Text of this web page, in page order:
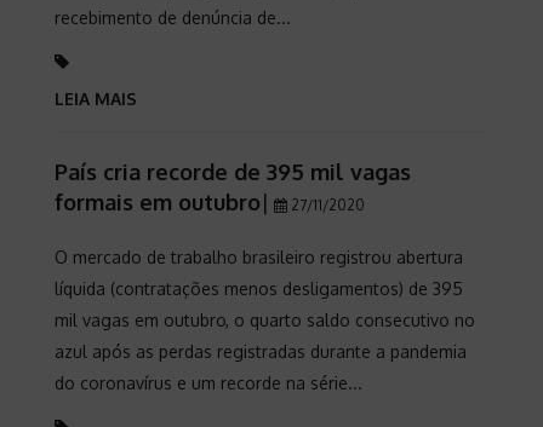
recebimento de denúncia de...
LEIA MAIS
País cria recorde de 395 mil vagas
formais em outubro| 27/11/2020
O mercado de trabalho brasileiro registrou abertura
líquida (contratações menos desligamentos) de 395
mil vagas em outubro, o quarto saldo consecutivo no
azul após as perdas registradas durante a pandemia
do coronavírus e um recorde na série...